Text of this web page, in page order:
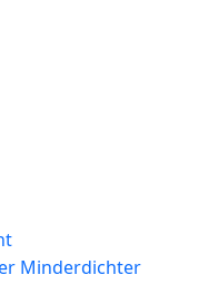
Minderdichter